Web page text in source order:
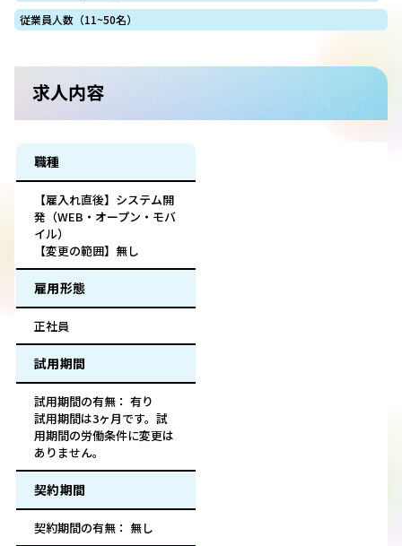
従業員人数（11~50名）
求人内容
職種
【雇入れ直後】システム開
発（WEB・オープン・モバ
イル）
【変更の範囲】無し
雇用形態
正社員
試用期間
試用期間の有無： 有り
試用期間は3ヶ月です。試
用期間の労働条件に変更は
ありません。
契約期間
契約期間の有無： 無し